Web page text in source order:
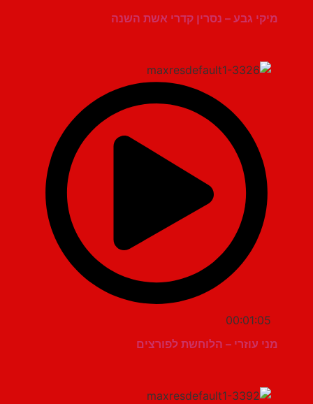
מיקי גבע – נסרין קדרי אשת השנה
00:01:05
מני עוזרי – הלוחשת לפורצים